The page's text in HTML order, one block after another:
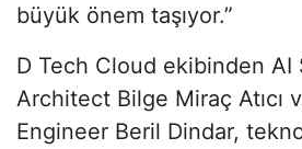
büyük önem taşıyor.”
D Tech Cloud ekibinden AI
Architect Bilge Miraç Atıcı
Engineer Beril Dindar,